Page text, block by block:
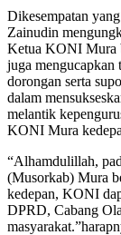
Dikesempatan
Zainudin
Ketua KONI Mura
juga mengucapkan
dorongan serta
dalam
melantik
KONI Mura
“Alhamdulillah,
(Musorkab) Mura
kedepan, KONI
DPRD, Cabang